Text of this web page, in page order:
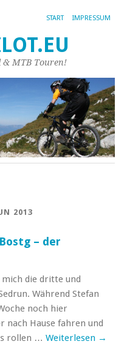
START IMPRESSUM
& MTB Touren!
2013
– der
die dritte und
Während Stefan
noch hier
nach Hause fahren und
rollen … Weiterlesen →